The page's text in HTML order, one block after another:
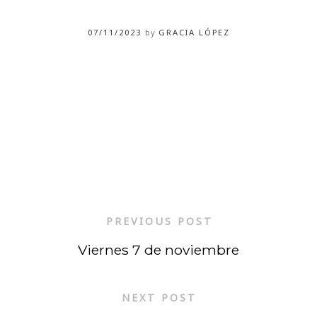
07/11/2023 by GRACIA LÓPEZ
PREVIOUS POST
Viernes 7 de noviembre
NEXT POST